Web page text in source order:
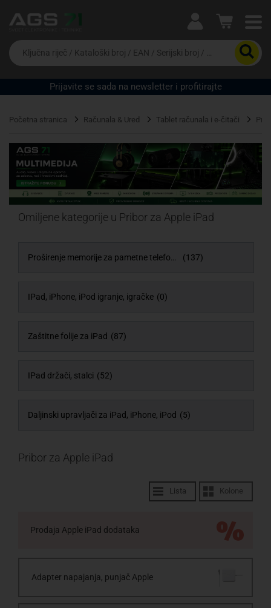
Ova postavka prilagođava asortiman proizvoda i
cijene vašim potrebama.
Da
biste
potražili
proizvod,
unesite
riječ,
EAN
ili
serijski
broj
Prijavite se sada na newsletter i profitirajte
Početna stranica Računala & Ured Tablet računala i e-čitači
Omiljene kategorije u Pribor za Apple iPad
(137)
IPad, iPhone, iPod igranje, igračke (0)
Zaštitne folije za iPad (87)
IPad držači, stalci (52)
Daljinski upravljači za iPad, iPhone, iPod (5)
Lista Kolone
Pribor za Apple iPad
Prodaja Apple iPad dodataka
Adapter napajanja, punjač Apple